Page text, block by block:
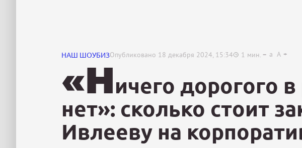
НАШ ШОУБИЗОпубликовано 18 декабря 2024, 15:34 1 мин. a A
«Ничего дорогого
нет»: сколько стоит
Ивлееву на